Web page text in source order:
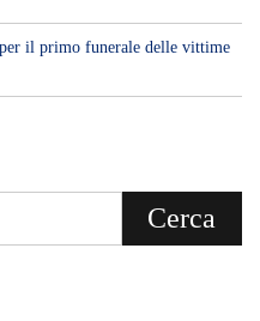
il primo funerale delle vittime